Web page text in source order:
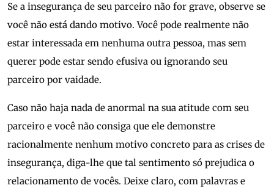
Se a insegurança de seu parceiro não for grave, observe se
você não está dando motivo. Você pode realmente não
estar interessada em nenhuma outra pessoa, mas sem
querer pode estar sendo efusiva ou ignorando seu
parceiro por vaidade.
Caso não haja nada de anormal na sua atitude com seu
parceiro e você não consiga que ele demonstre
racionalmente nenhum motivo concreto para as crises de
insegurança, diga-lhe que tal sentimento só prejudica o
relacionamento de vocês. Deixe claro, com palavras e